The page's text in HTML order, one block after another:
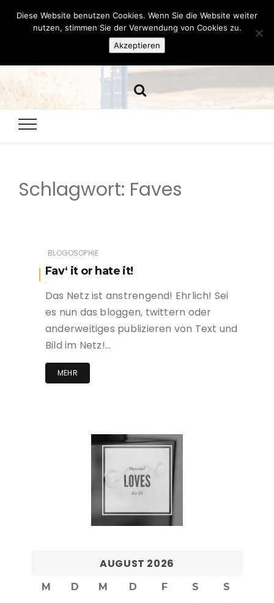
Hazamelistan
Schlagwort: Faves
BLOGOSOPHIE
Fav‘ it or hate it!
Das Netz ist anstrengend! Ehrlich! Sei
es nun das bloggen, twittern oder
anderweitiges publizieren von Text und
Bild im Netz!…
MEHR
AUGUST 2026
M D M D F S
S
Diese Website benutzen Cookies. Wenn Sie die Website weiter
nutzen, stimmen Sie der Verwendung von Cookies zu.
Akzeptieren